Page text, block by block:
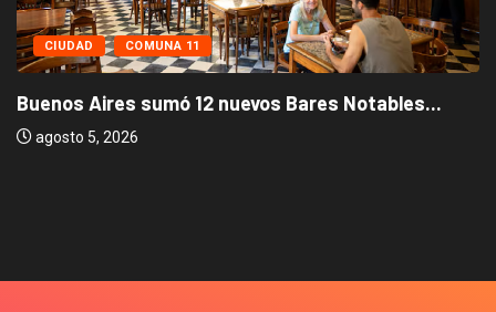
CIUDAD COMUNA 11
Buenos Aires sumó 12 nuevos Bares Notables...
agosto 5, 2026